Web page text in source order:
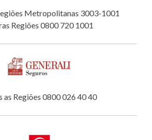
Metropolitanas 3003-1001
Regiões 0800 720 1001
as Regiões 0800 026 40 40